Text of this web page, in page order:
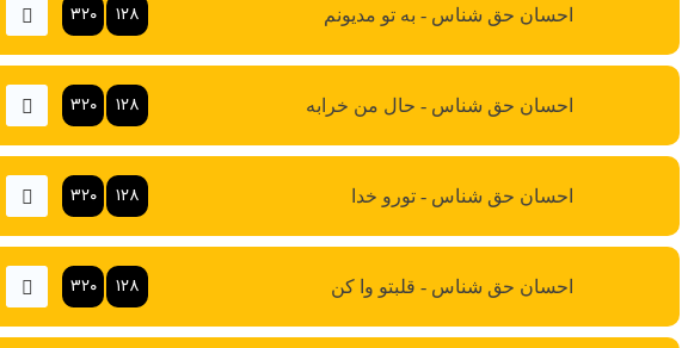
احسان حق شناس - به تو مدیونم ۱۲۸ ۳۲۰
احسان حق شناس - حال من خرابه ۱۲۸ ۳۲۰
احسان حق شناس - تورو خدا ۱۲۸ ۳۲۰
احسان حق شناس - قلبتو وا کن ۱۲۸ ۳۲۰